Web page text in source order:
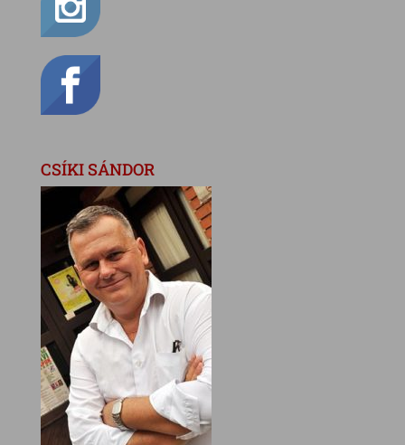
CSÍKI SÁNDOR